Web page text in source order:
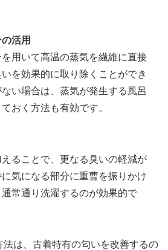
活用
用いて高温の蒸気を繊維に直接
を効果的に取り除くことができ
い場合は、蒸気が発生する風呂
おく方法も有効です。
ることで、更なる臭いの軽減が
気になる部分に重曹を振りかけ
常通り洗濯するのが効果的で
法は、古着特有の匂いを改善するの